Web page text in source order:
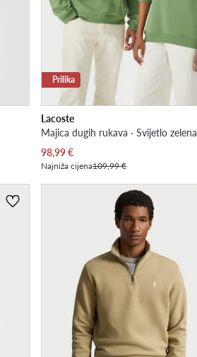
Prilika
Lacoste
Majica dugih rukava · Svijetlo zelena
Trenutna cijena
98,99€
Najniža cijena109,99 €